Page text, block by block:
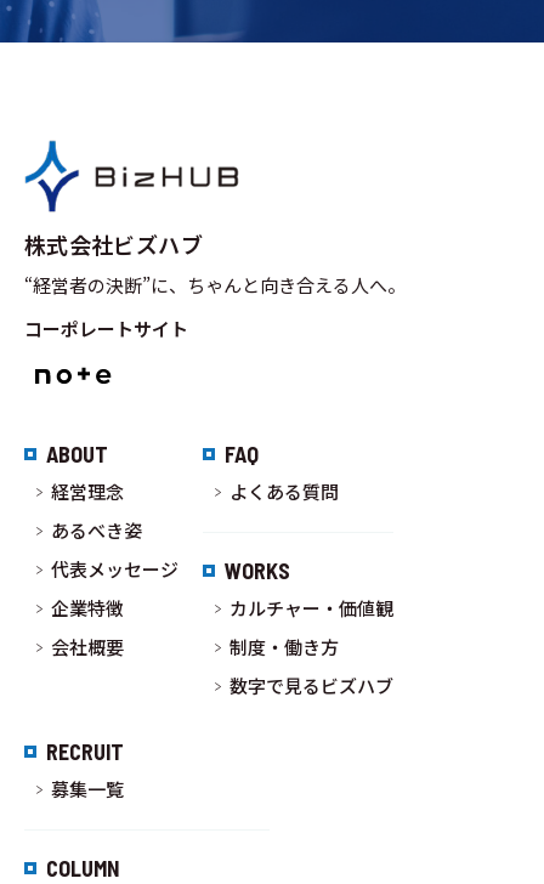
株式会社ビズハブ
“経営者の決断”に、ちゃんと向き合える人へ。
コーポレートサイト
ABOUT
経営理念
あるべき姿
代表メッセージ
企業特徴
会社概要
FAQ
よくある質問
WORKS
カルチャー・価値観
制度・働き方
数字で見るビズハブ
RECRUIT
募集一覧
COLUMN